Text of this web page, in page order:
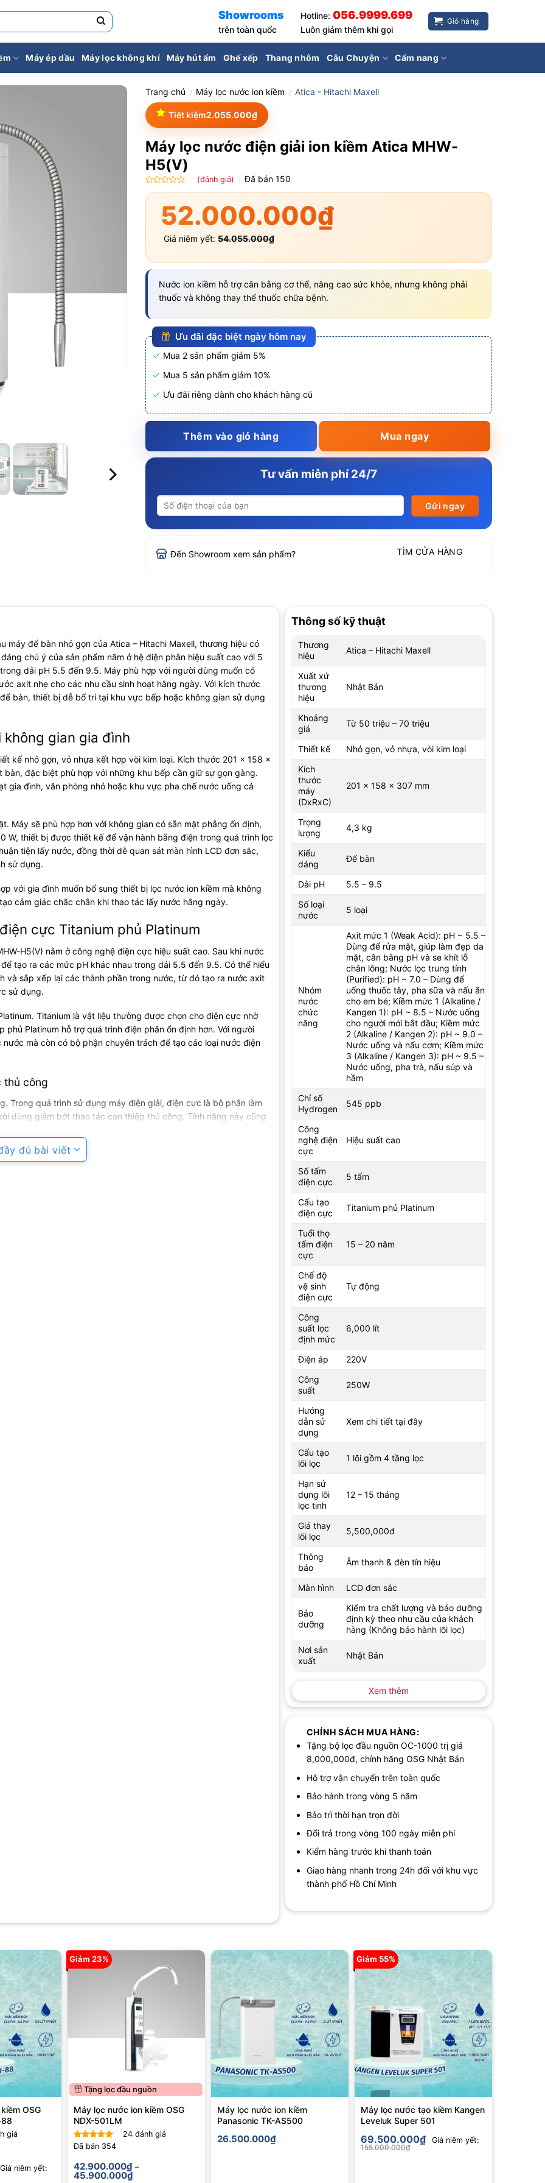
Showrooms
trên toàn quốc
Hotline:056.9999.699
Luôn giảm thêm khi gọi
Giỏ hàng
Máy ép dầu Máy lọc không khí Máy hút ẩm Ghế xếp Thang nhôm Câu Chuyện Cẩm nang
Trang chủ / Máy lọc nước ion kiềm / Atica - Hitachi Maxell
Tiết kiệm2.055.000₫
Máy lọc nước điện giải ion kiềm Atica MHW-
H5(V)
Được
xếp
hạng
(đánh giá) Đã bán 150
52.000.000₫
Giá niêm yết: 54.055.000₫
Nước ion kiềm hỗ trợ cân bằng cơ thể, nâng cao sức khỏe, nhưng không phải
thuốc và không thay thế thuốc chữa bệnh.
Ưu đãi đặc biệt ngày hôm nay
Mua 2 sản phẩm giảm 5%
Mua 5 sản phẩm giảm 10%
Ưu đãi riêng dành cho khách hàng cũ
Thêm vào giỏ hàng Mua ngay
Tư vấn miễn phí 24/7
Đến Showroom xem sản phẩm? TÌM CỬA HÀNG
máy để bàn nhỏ gọn của Atica – Hitachi Maxell, thương hiệu có
chú ý của sản phẩm nằm ở hệ điện phân hiệu suất cao với 5
dải pH 5.5 đến 9.5. Máy phù hợp với người dùng muốn có
axit nhẹ cho các nhu cầu sinh hoạt hằng ngày. Với kích thước
bàn, thiết bị dễ bố trí tại khu vực bếp hoặc không gian sử dụng
không gian gia đình
kế nhỏ gọn, vỏ nhựa kết hợp vòi kim loại. Kích thước 201 x 158 x
đặc biệt phù hợp với những khu bếp cần giữ sự gọn gàng.
gia đình, văn phòng nhỏ hoặc khu vực pha chế nước uống cá
Máy sẽ phù hợp hơn với không gian có sẵn mặt phẳng ổn định,
W, thiết bị được thiết kế để vận hành bằng điện trong quá trình lọc
tiện lấy nước, đồng thời dễ quan sát màn hình LCD đơn sắc,
sử dụng.
với gia đình muốn bổ sung thiết bị lọc nước ion kiềm mà không
cảm giác chắc chắn khi thao tác lấy nước hằng ngày.
cực Titanium phủ Platinum
H5(V) nằm ở công nghệ điện cực hiệu suất cao. Sau khi nước
tạo ra các mức pH khác nhau trong dải 5.5 đến 9.5. Có thể hiểu
và sắp xếp lại các thành phần trong nước, từ đó tạo ra nước axit
sử dụng.
Titanium là vật liệu thường được chọn cho điện cực nhờ
Platinum hỗ trợ quá trình điện phân ổn định hơn. Với người
mà còn có bộ phận chuyên trách để tạo các loại nước điện
thủ công
Trong quá trình sử dụng máy điện giải, điện cực là bộ phận làm
dùng giảm bớt thao tác can thiệp thủ công. Tính năng này cũng
trà và nước axit nhẹ để rửa mặt, đây là mẫu máy đáng cân nhắc
đủ bài viết
Thông số kỹ thuật
Thương
hiệu
Atica – Hitachi Maxell
Xuất xứ
thương
hiệu
Nhật Bản
Khoảng
giá
Từ 50 triệu – 70 triệu
Thiết kế
Nhỏ gọn, vỏ nhựa, vòi kim loại
Kích
thước
máy
(DxRxC)
201 x 158 x 307 mm
Trọng
lượng
4,3 kg
Kiểu
dáng
Để bàn
Dải pH
5.5 – 9.5
Số loại
nước
5 loại
Nhóm
nước
chức
năng
Axit mức 1 (Weak Acid): pH ~ 5.5 –
Dùng để rửa mặt, giúp làm đẹp da
mặt, cân bằng pH và se khít lỗ
chân lông; Nước lọc trung tính
(Purified): pH ~ 7.0 – Dùng để
uống thuốc tây, pha sữa và nấu ăn
cho em bé; Kiềm mức 1 (Alkaline /
Kangen 1): pH ~ 8.5 – Nước uống
cho người mới bắt đầu; Kiềm mức
2 (Alkaline / Kangen 2): pH ~ 9.0 –
Nước uống và nấu cơm; Kiềm mức
3 (Alkaline / Kangen 3): pH ~ 9.5 –
Nước uống, pha trà, nấu súp và
hầm
Chỉ số
Hydrogen
545 ppb
Công
nghệ điện
cực
Hiệu suất cao
Số tấm
điện cực
5 tấm
Cấu tạo
điện cực
Titanium phủ Platinum
Tuổi thọ
tấm điện
cực
15 – 20 năm
Chế độ
vệ sinh
điện cực
Tự động
Công
suất lọc
định mức
6,000 lít
Điện áp
220V
Công
suất
250W
Hướng
dẫn sử
dụng
Xem chi tiết tại đây
Cấu tạo
lõi lọc
1 lõi gồm 4 tầng lọc
Hạn sử
dụng lõi
lọc tinh
12 – 15 tháng
Giá thay
lõi lọc
5,500,000đ
Thông
báo
Âm thanh & đèn tín hiệu
Màn hình LCD đơn sắc
Bảo
dưỡng
Kiểm tra chất lượng và bảo dưỡng
định kỳ theo nhu cầu của khách
hàng (Không bảo hành lõi lọc)
Nơi sản
xuất
Nhật Bản
Xem thêm
CHÍNH SÁCH MUA HÀNG:
Tặng bộ lọc đầu nguồn OC-1000 trị giá
8,000,000đ, chính hãng OSG Nhật Bản
Hỗ trợ vận chuyển trên toàn quốc
Bảo hành trong vòng 5 năm
Bảo trì thời hạn trọn đời
Đổi trả trong vòng 100 ngày miễn phí
Kiểm hàng trước khi thanh toán
Giao hàng nhanh trong 24h đối với khu vực
thành phố Hồ Chí Minh
OSG
88
giá
Giá niêm yết:
Giảm 23%
Tặng lọc đầu nguồn
Máy lọc nước ion kiềm OSG
NDX-501LM
Được xếp
5 sao
24đánh giá
Đã bán 354
42.900.000₫ –
45.900.000₫Khoảng
Máy lọc nước ion kiềm
Panasonic TK-AS500
26.500.000₫
Giảm 55%
Máy lọc nước tạo kiềm Kangen
Leveluk Super 501
69.500.000₫
Giá niêm yết:
155.000.000₫